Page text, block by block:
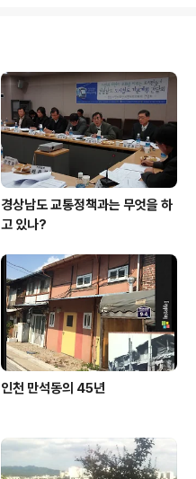
경상남도 교통정책과는 무엇을 하
고 있나?
인천 만석동의 45년